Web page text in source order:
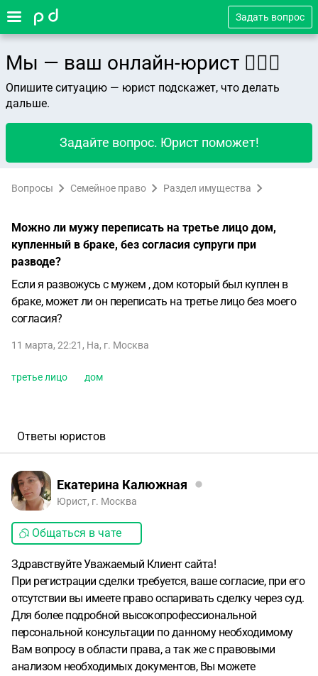
Задать вопрос
Мы — ваш онлайн-юрист 👨🏻‍⚖️
Опишите ситуацию — юрист подскажет, что делать
дальше.
Задайте вопрос. Юрист поможет!
Вопросы Семейное право Раздел имущества
Можно ли мужу переписать на третье лицо дом,
купленный в браке, без согласия супруги при
разводе?
Если я развожусь с мужем , дом который был куплен в
браке, может ли он переписать на третье лицо без моего
согласия?
11 марта, 22:21 , На, г. Москва
третье лицо дом
Ответы юристов
Екатерина Калюжная
Юрист, г. Москва
Общаться в чате
Здравствуйте Уважаемый Клиент сайта!
При регистрации сделки требуется, ваше согласие, при его
отсутствии вы имеете право оспаривать сделку через суд.
Для более подробной высокопрофессиональной
персональной консультации по данному необходимому
Вам вопросу в области права, а так же с правовыми
анализом необходимых документов, Вы можете